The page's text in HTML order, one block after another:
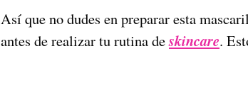
Así que no dudes en preparar esta
antes de realizar tu rutina deskincare.